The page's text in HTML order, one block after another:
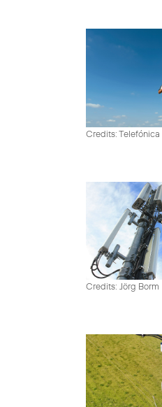
Credits:
Credits: Jörg Borm